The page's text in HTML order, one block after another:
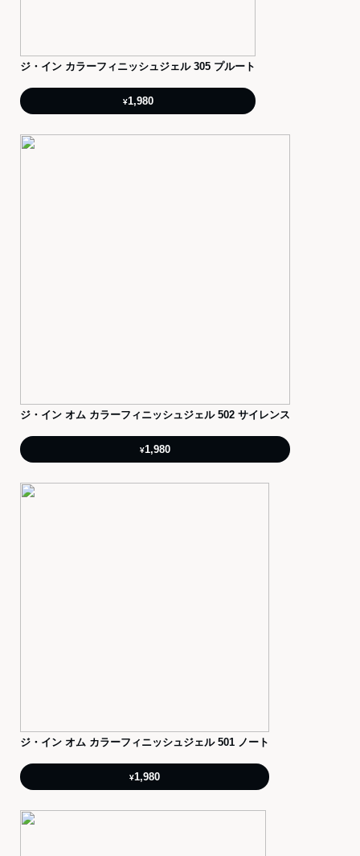
ジ・イン カラーフィニッシュジェル 305 プルート
¥1,980
ジ・イン オム カラーフィニッシュジェル 502 サイレンス
¥1,980
ジ・イン オム カラーフィニッシュジェル 501 ノート
¥1,980